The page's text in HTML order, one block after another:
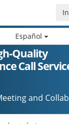
Español
Quality
Call
and